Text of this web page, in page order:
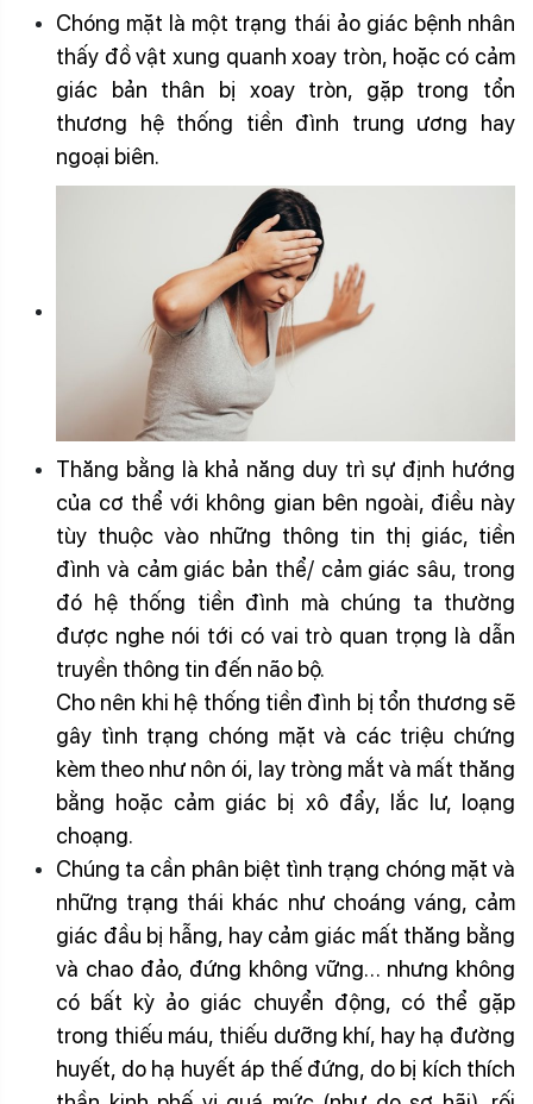
Chóng mặt là một trạng thái ảo giác bệnh nhân
thấy đồ vật xung quanh xoay tròn, hoặc có cảm
giác bản thân bị xoay tròn, gặp trong tổn
thương hệ thống tiền đình trung ương hay
ngoại biên.
Thăng bằng là khả năng duy trì sự định hướng
của cơ thể với không gian bên ngoài, điều này
tùy thuộc vào những thông tin thị giác, tiền
đình và cảm giác bản thể/ cảm giác sâu, trong
đó hệ thống tiền đình mà chúng ta thường
được nghe nói tới có vai trò quan trọng là dẫn
truyền thông tin đến não bộ.
Cho nên khi hệ thống tiền đình bị tổn thương sẽ
gây tình trạng chóng mặt và các triệu chứng
kèm theo như nôn ói, lay tròng mắt và mất thăng
bằng hoặc cảm giác bị xô đẩy, lắc lư, loạng
choạng.
Chúng ta cần phân biệt tình trạng chóng mặt và
những trạng thái khác như choáng váng, cảm
giác đầu bị hẫng, hay cảm giác mất thăng bằng
và chao đảo, đứng không vững… nhưng không
có bất kỳ ảo giác chuyển động, có thể gặp
trong thiếu máu, thiếu dưỡng khí, hay hạ đường
huyết, do hạ huyết áp thế đứng, do bị kích thích